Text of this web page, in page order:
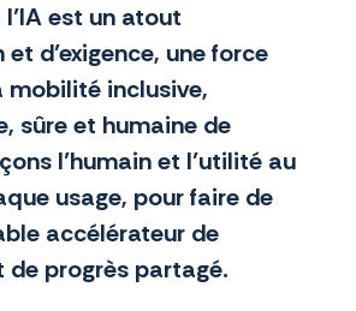
l’IA est un atout
et d’exigence, une force
mobilité inclusive,
sûre et humaine de
l’humain et l’utilité au
usage, pour faire de
accélérateur de
progrès partagé.